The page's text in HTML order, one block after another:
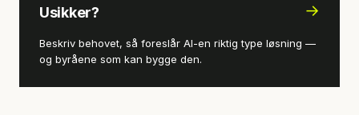
Usikker? →
Beskriv behovet, så foreslår AI-en riktig type løsning —
og byråene som kan bygge den.